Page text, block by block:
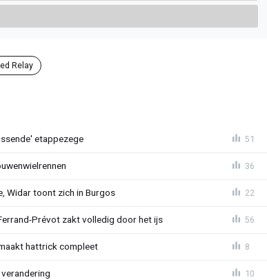
Relay
etappezege 51
36
Widar toont zich in Burgos 22
Prévot zakt volledig door het ijs 56
hattrick compleet 8
10